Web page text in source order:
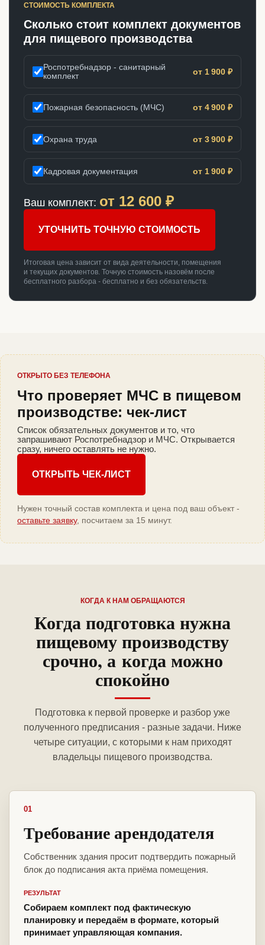
СТОИМОСТЬ КОМПЛЕКТА
Сколько стоит комплект документов
для пищевого производства
Роспотребнадзор - санитарный
комплект
от 1 900 ₽
Пожарная безопасность (МЧС) от 4 900 ₽
Охрана труда от 3 900 ₽
Кадровая документация от 1 900 ₽
Ваш комплект: от 12 600 ₽
УТОЧНИТЬ ТОЧНУЮ СТОИМОСТЬ
Итоговая цена зависит от вида деятельности, помещения
и текущих документов. Точную стоимость назовём после
бесплатного разбора - бесплатно и без обязательств.
ОТКРЫТО БЕЗ ТЕЛЕФОНА
Что проверяет МЧС в пищевом
производстве: чек-лист
Список обязательных документов и то, что
запрашивают Роспотребнадзор и МЧС. Открывается
сразу, ничего оставлять не нужно.
ОТКРЫТЬ ЧЕК-ЛИСТ
Нужен точный состав комплекта и цена под ваш объект -
оставьте заявку, посчитаем за 15 минут.
КОГДА К НАМ ОБРАЩАЮТСЯ
Когда подготовка нужна
пищевому производству
срочно, а когда можно
спокойно
Подготовка к первой проверке и разбор уже
полученного предписания - разные задачи. Ниже
четыре ситуации, с которыми к нам приходят
владельцы пищевого производства.
01
Требование арендодателя
Собственник здания просит подтвердить пожарный
блок до подписания акта приёма помещения.
РЕЗУЛЬТАТ
Собираем комплект под фактическую
планировку и передаём в формате, который
принимает управляющая компания.